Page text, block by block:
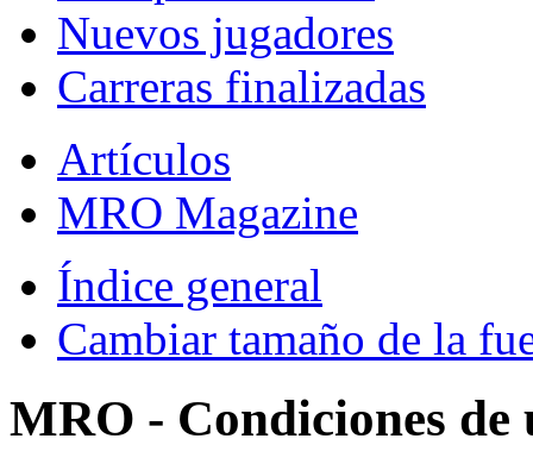
Nuevos jugadores
Carreras finalizadas
Artículos
MRO Magazine
Índice general
Cambiar tamaño de la
MRO - Condiciones de